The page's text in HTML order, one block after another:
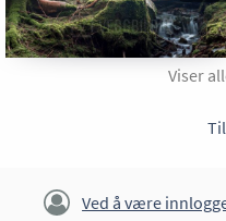
Viser
Ved å være